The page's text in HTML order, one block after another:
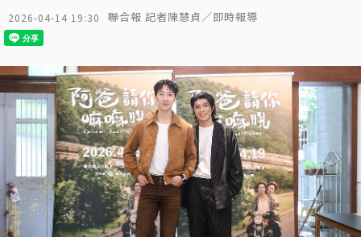
2026-04-14 19:30 聯合報 記者陳慧貞／即時報導